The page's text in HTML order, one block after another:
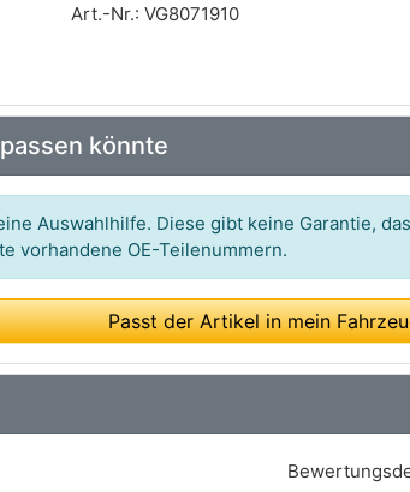
Art.-Nr.: VG8071910
könnte
Auswahlhilfe. Diese gibt keine Garantie,
vorhandene OE-Teilenummern.
Passt der Artikel in mein